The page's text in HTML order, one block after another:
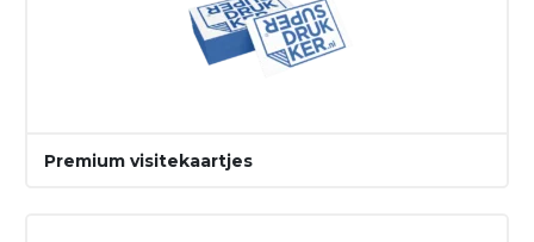
Premium visitekaartjes